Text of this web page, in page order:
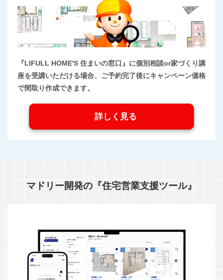
『LIFULL HOME'S 住まいの窓口』に個別相談or家づくり講
座を受講いただける場合、ご予約完了後にキャンペーン価格
で間取り作成できます。
詳しく見る
マドリー開発の『住宅営業支援ツール』